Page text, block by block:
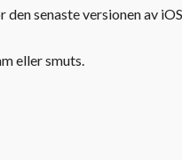
senaste versionen av iOS.
eller smuts.